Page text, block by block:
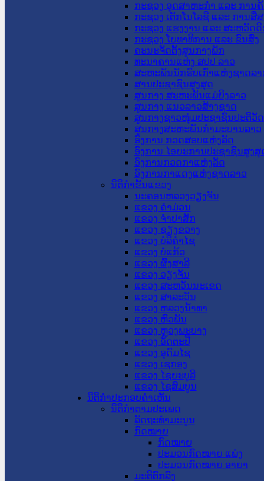
ກະຊວງ ອຸດສາຫະກຳ ແລະ ການຄ້
ກະຊວງ ເຕັກໂນໂລຊີ ແລະ ການສື່
ກະຊວງ ແຮງງານ ແລະ ສະຫວັດ
ກະຊວງ ໂຍທາທິການ ແລະ ຂົນສົ່ງ
ຄະນະຈັດຕັ້ງສູນກາງພັກ
ທະນາຄານແຫ່ງ ສປປ ລາວ
ສະຫະພັນນັກຮົບເກົ່າແຫ່ງຊາດລາ
ສານປະຊາຊົນສູງສຸດ
ສູນກາງ ສະຫະພັນແມ່ຍິງລາວ
ສູນກາງ ແນວລາວສ້າງຊາດ
ສູນກາງຊາວໜຸ່ມປະຊາຊົນປະຕິວັ
ສູນກາງສະຫະພັນກຳມະບານລາວ
ອົງການ ກວດສອບແຫ່ງລັດ
ອົງການ ໄອຍະການປະຊາຊົນສູງສຸ
ອົງການກວດກາແຫ່ງລັດ
ອົງການກາແດງແຫ່ງຊາດລາວ
ນິຕິກໍາຂັ້ນແຂວງ
ນະ​ຄອນ​ຫລວງວຽງຈັນ
ແຂວງ ຄໍາມ່ວນ
ແຂວງ ຈໍາປາສັກ
ແຂວງ ຊຽງຂວາງ
ແຂວງ ບໍລິຄໍາໄຊ
ແຂວງ ບໍ່ແກ້ວ
ແຂວງ ຜົ້ງສາລີ
ແຂວງ ວຽງຈັນ
ແຂວງ ສະຫວັນນະເຂດ
ແຂວງ ສາລະວັນ
ແຂວງ ຫລວງນໍ້າທາ
ແຂວງ ຫົວພັນ
ແຂວງ ຫຼວງພະບາງ
ແຂວງ ອັດຕະປື
ແຂວງ ອຸດົມໄຊ
ແຂວງ ເຊກອງ
ແຂວງ ໄຊຍະບູລີ
ແຂວງ ໄຊສົມບູນ
ນິຕິກໍາປະກອບຄໍາເຫັນ
ນິຕິກໍາຕາມປະເພດ
ລັດຖະທໍາມະນູນ
ກົດໝາຍ
ກົດໝາຍ
ປະມວນກົດໝາຍ ແພ່ງ
ປະມວນກົດໝາຍ ອາຍາ
ມະຕິຕົກລົງ